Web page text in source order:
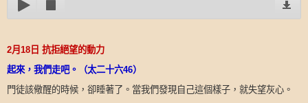
2月 18 日 抗拒絕望的動力
起來，我們走吧。（太二十六46）
門徒該儆醒的時候，卻睡著了。當我們發現自己這個樣子，就失望灰心。